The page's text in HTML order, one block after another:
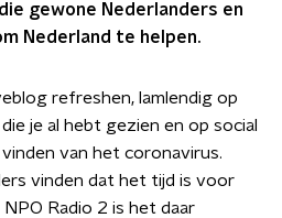
gewone Nederlanders en
Nederland te helpen.
refreshen, lamlendig op
je al hebt gezien en op social
vinden van het coronavirus.
vinden dat het tijd is voor
Radio 2 is het daar